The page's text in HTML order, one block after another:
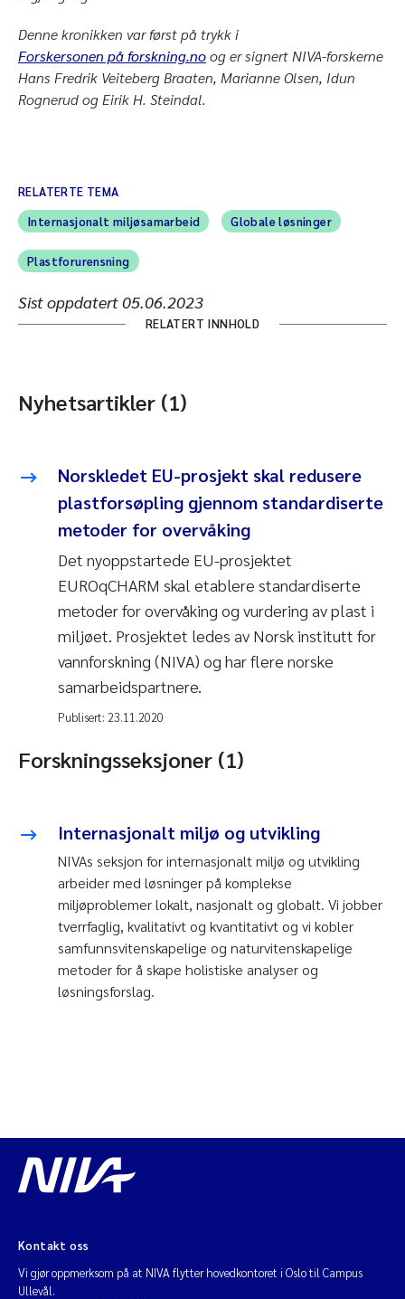
Denne kronikken var først på trykk i
Forskersonen på forskning.noog er signert NIVA-forskerne
Hans Fredrik Veiteberg Braaten, Marianne Olsen, Idun
Rognerud og Eirik H. Steindal.
RELATERTE TEMA
Internasjonalt miljøsamarbeid
Globale løsninger
Plastforurensning
Sist oppdatert05.06.2023
RELATERT INNHOLD
Nyhetsartikler (1)
Norskledet EU-prosjekt skal redusere
plastforsøpling gjennom standardiserte
metoder for overvåking
Det nyoppstartede EU-prosjektet
EUROqCHARM skal etablere standardiserte
metoder for overvåking og vurdering av plast i
miljøet. Prosjektet ledes av Norsk institutt for
vannforskning (NIVA) og har flere norske
samarbeidspartnere.
Publisert: 23.11.2020
Forskningsseksjoner (1)
Internasjonalt miljø og utvikling
NIVAs seksjon for internasjonalt miljø og utvikling
arbeider med løsninger på komplekse
miljøproblemer lokalt, nasjonalt og globalt. Vi jobber
tverrfaglig, kvalitativt og kvantitativt og vi kobler
samfunnsvitenskapelige og naturvitenskapelige
metoder for å skape holistiske analyser og
løsningsforslag.
Kontakt oss
Vi gjør oppmerksom på at NIVA flytter hovedkontoret i Oslo til Campus
Ullevål.